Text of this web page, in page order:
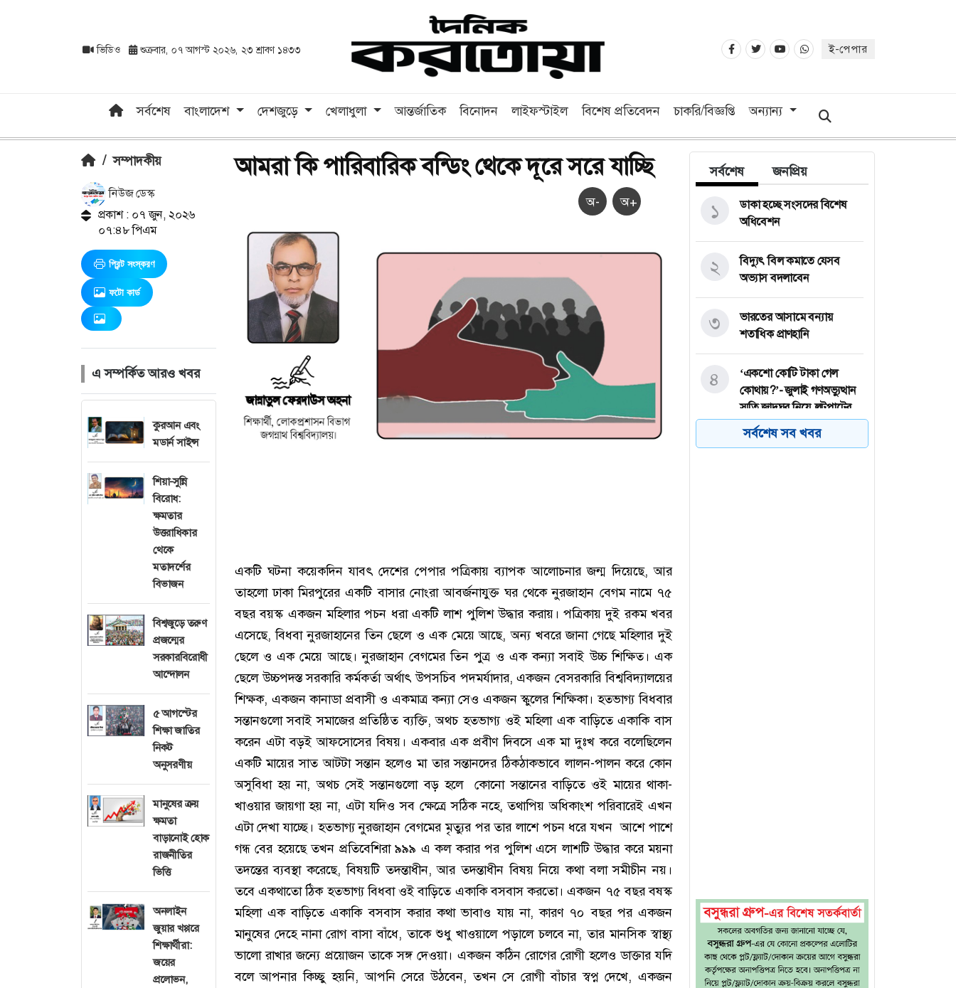
ভিডিও শুক্রবার, ০৭ আগস্ট ২০২৬, ২৩ শ্রাবণ ১৪৩৩ ই-পেপার
সর্বশেষ বাংলাদেশ দেশজুড়ে খেলাধুলা আন্তর্জাতিক বিনোদন লাইফস্টাইল বিশেষ প্রতিবেদন চাকরি/বিজ্ঞপ্তি অন্যান্য
/ সম্পাদকীয়
নিউজ ডেস্ক
প্রকাশ : ০৭ জুন, ২০২৬
০৭:৪৮ পিএম
প্রিন্ট সংস্করণ
ফটো কার্ড
এ সম্পর্কিত আরও খবর
কুরআন এবং
মডার্ন সাইন্স
শিয়া-সুন্নি
বিরোধ:
ক্ষমতার
উত্তরাধিকার
থেকে
মতাদর্শের
বিভাজন
বিশ্বজুড়ে তরুণ
প্রজন্মের
সরকারবিরোধী
আন্দোলন
৫ আগস্টের
শিক্ষা জাতির
নিকট
অনুসরণীয়
মানুষের ক্রয়
ক্ষমতা
বাড়ানোই হোক
রাজনীতির
ভিত্তি
অনলাইন
জুয়ার খপ্পরে
শিক্ষার্থীরা:
জয়ের
প্রলোভন,
আমরা কি পারিবারিক বন্ডিং থেকে দূরে সরে যাচ্ছি
অ- অ+
একটি ঘটনা কয়েকদিন যাবৎ দেশের পেপার পত্রিকায় ব্যাপক আলোচনার জন্ম দিয়েছে, আর
তাহলো ঢাকা মিরপুরের একটি বাসার নোংরা আবর্জনাযুক্ত ঘর থেকে নুরজাহান বেগম নামে ৭৫
বছর বয়স্ক একজন মহিলার পচন ধরা একটি লাশ পুলিশ উদ্ধার করায়। পত্রিকায় দুই রকম খবর
এসেছে, বিধবা নুরজাহানের তিন ছেলে ও এক মেয়ে আছে, অন্য খবরে জানা গেছে মহিলার দুই
ছেলে ও এক মেয়ে আছে। নুরজাহান বেগমের তিন পুত্র ও এক কন্যা সবাই উচ্চ শিক্ষিত। এক
ছেলে উচ্চপদস্ত সরকারি কর্মকর্তা অর্থাৎ উপসচিব পদমর্যাদার, একজন বেসরকারি বিশ্ববিদ্যালয়ের
শিক্ষক, একজন কানাডা প্রবাসী ও একমাত্র কন্যা সেও একজন স্কুলের শিক্ষিকা। হতভাগ্য বিধবার
সন্তানগুলো সবাই সমাজের প্রতিষ্ঠিত ব্যক্তি, অথচ হতভাগ্য ওই মহিলা এক বাড়িতে একাকি বাস
করেন এটা বড়ই আফসোসের বিষয়। একবার এক প্রবীণ দিবসে এক মা দুঃখ করে বলেছিলেন
একটি মায়ের সাত আটটা সন্তান হলেও মা তার সন্তানদের ঠিকঠাকভাবে লালন-পালন করে কোন
অসুবিধা হয় না, অথচ সেই সন্তানগুলো বড় হলে কোনো সন্তানের বাড়িতে ওই মায়ের থাকা-
খাওয়ার জায়গা হয় না, এটা যদিও সব ক্ষেত্রে সঠিক নহে, তথাপিয় অধিকাংশ পরিবারেই এখন
এটা দেখা যাচ্ছে। হতভাগ্য নুরজাহান বেগমের মৃত্যুর পর তার লাশে পচন ধরে যখন আশে পাশে
গন্ধ বের হয়েছে তখন প্রতিবেশিরা ৯৯৯ এ কল করার পর পুলিশ এসে লাশটি উদ্ধার করে ময়না
তদন্তের ব্যবস্থা করেছে, বিষয়টি তদন্তাধীন, আর তদন্তাধীন বিষয় নিয়ে কথা বলা সমীচীন নয়।
তবে একথাতো ঠিক হতভাগ্য বিধবা ওই বাড়িতে একাকি বসবাস করতো। একজন ৭৫ বছর বষস্ক
মহিলা এক বাড়িতে একাকি বসবাস করার কথা ভাবাও যায় না, কারণ ৭০ বছর পর একজন
মানুষের দেহে নানা রোগ বাসা বাঁধে, তাকে শুধু খাওয়ালে পড়ালে চলবে না, তার মানসিক স্বাস্থ্য
ভালো রাখার জন্যে প্রয়োজন তাকে সঙ্গ দেওয়া। একজন কঠিন রোগের রোগী হলেও ডাক্তার যদি
বলে আপনার কিচ্ছু হয়নি, আপনি সেরে উঠবেন, তখন সে রোগী বাঁচার স্বপ্ন দেখে, একজন
সর্বশেষ জনপ্রিয়
ডাকা হচ্ছে সংসদের বিশেষ
অধিবেশন
১
বিদ্যুৎ বিল কমাতে যেসব
অভ্যাস বদলাবেন
২
ভারতের আসামে বন্যায়
শতাধিক প্রাণহানি
৩
‘একশো কোটি টাকা গেল
কোথায়?’- জুলাই গণঅভ্যুত্থান
স্মৃতি জাদুঘর নিয়ে লুটপাটের
অভিযোগ দর্শনার্থীর
৪
সর্বশেষ সব খবর